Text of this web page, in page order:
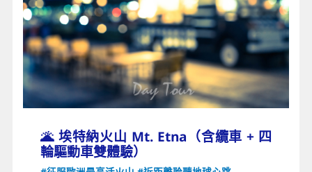
🌋 埃特納火山 Mt. Etna（含纜車 + 四
輪驅動車雙體驗）